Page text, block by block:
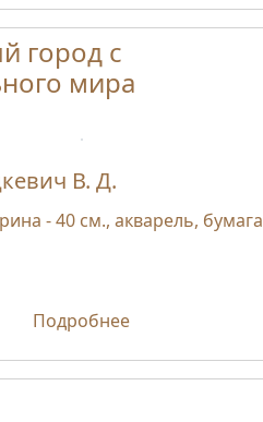
город с
мира
В. Д.
- 40 см., акварель, бумага
Подробнее